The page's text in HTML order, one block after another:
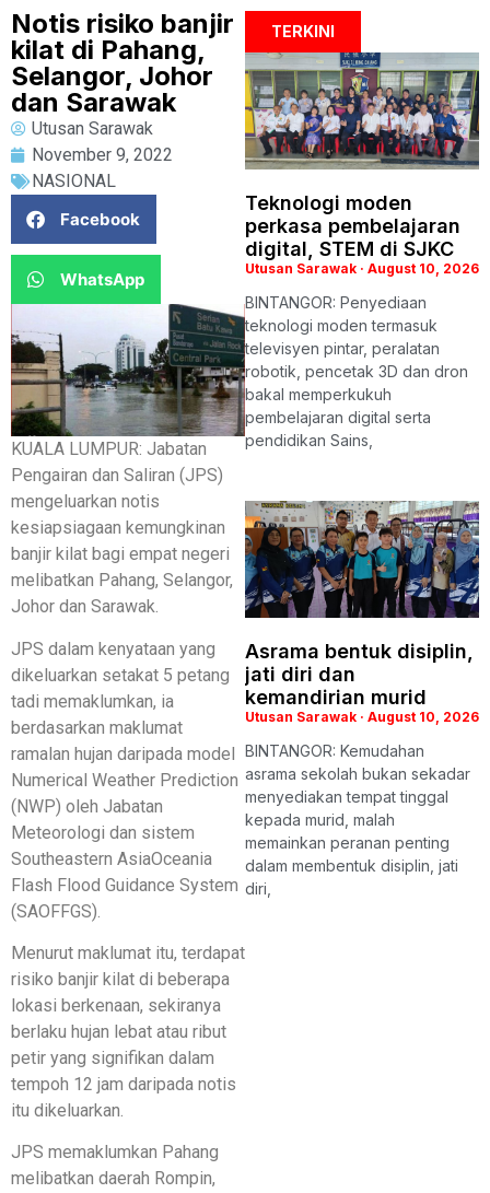
Notis risiko banjir
kilat di Pahang,
Selangor, Johor
dan Sarawak
Utusan Sarawak
November 9, 2022
NASIONAL
Facebook
WhatsApp
KUALA LUMPUR: Jabatan
Pengairan dan Saliran (JPS)
mengeluarkan notis
kesiapsiagaan kemungkinan
banjir kilat bagi empat negeri
melibatkan Pahang, Selangor,
Johor dan Sarawak.
JPS dalam kenyataan yang
dikeluarkan setakat 5 petang
tadi memaklumkan, ia
berdasarkan maklumat
ramalan hujan daripada model
Numerical Weather Prediction
(NWP) oleh Jabatan
Meteorologi dan sistem
Southeastern AsiaOceania
Flash Flood Guidance System
(SAOFFGS).
Menurut maklumat itu, terdapat
risiko banjir kilat di beberapa
lokasi berkenaan, sekiranya
berlaku hujan lebat atau ribut
petir yang signifikan dalam
tempoh 12 jam daripada notis
itu dikeluarkan.
JPS memaklumkan Pahang
melibatkan daerah Rompin,
TERKINI
Teknologi moden
perkasa pembelajaran
digital, STEM di SJKC
Utusan Sarawak August 10, 2026
BINTANGOR: Penyediaan
teknologi moden termasuk
televisyen pintar, peralatan
robotik, pencetak 3D dan dron
bakal memperkukuh
pembelajaran digital serta
pendidikan Sains,
Asrama bentuk disiplin,
jati diri dan
kemandirian murid
Utusan Sarawak August 10, 2026
BINTANGOR: Kemudahan
asrama sekolah bukan sekadar
menyediakan tempat tinggal
kepada murid, malah
memainkan peranan penting
dalam membentuk disiplin, jati
diri,